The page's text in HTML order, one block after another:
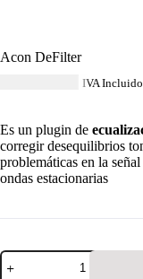
Acon DeFilter
IVA Incluido.
Es un plugin de
corregir desequilibrios
problemáticas en la
ondas estacionarias